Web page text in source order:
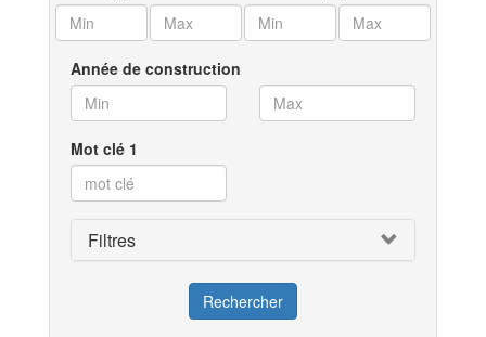
Année de construction
Mot clé 1
Filtres